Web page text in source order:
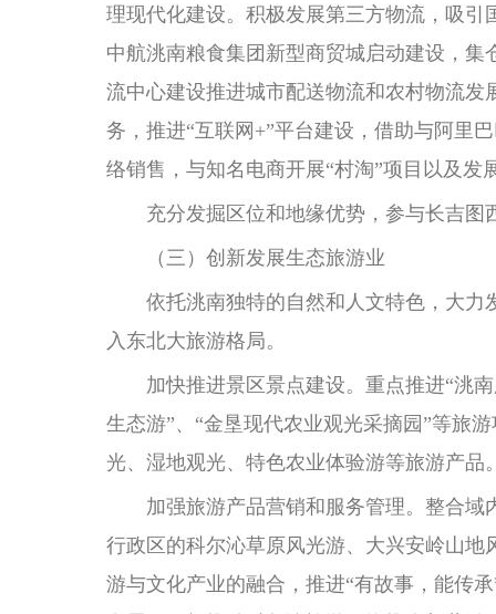
理现代化建设。积极发展第三方物流，吸
中航洮南粮食集团新型商贸城启动建设，
流中心建设推进城市配送物流和农村物流
务，推进“互联网+”平台建设，借助与阿里
络销售，与知名电商开展“村淘”项目以及
充分发掘区位和地缘优势，参与长吉图
（三）创新发展生态旅游业
依托洮南独特的自然和人文特色，大力
入东北大旅游格局。
加快推进景区景点建设。重点推进“洮南
生态游”、“金垦现代农业观光采摘园”等旅
光、湿地观光、特色农业体验游等旅游产品
加强旅游产品营销和服务管理。整合域
行政区的科尔沁草原风光游、大兴安岭山
游与文化产业的融合，推进“有故事，能传